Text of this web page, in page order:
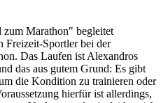
Marathon" begleitet
Freizeit-Sportler bei der
Das Laufen ist Alexandros
das aus gutem Grund: Es gibt
die Kondition zu trainieren oder
hierfür ist allerdings,